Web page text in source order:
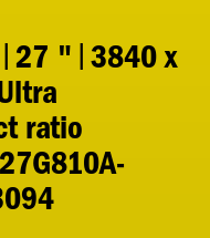
"|3840 x
ratio